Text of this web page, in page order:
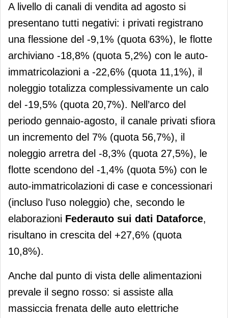
A livello di canali di vendita ad agosto si
presentano tutti negativi: i privati registrano
una flessione del -9,1% (quota 63%), le flotte
archiviano -18,8% (quota 5,2%) con le auto-
immatricolazioni a -22,6% (quota 11,1%), il
noleggio totalizza complessivamente un calo
del -19,5% (quota 20,7%). Nell’arco del
periodo gennaio-agosto, il canale privati sfiora
un incremento del 7% (quota 56,7%), il
noleggio arretra del -8,3% (quota 27,5%), le
flotte scendono del -1,4% (quota 5%) con le
auto-immatricolazioni di case e concessionari
(incluso l’uso noleggio) che, secondo le
elaborazioni Federauto sui dati Dataforce,
risultano in crescita del +27,6% (quota
10,8%).
Anche dal punto di vista delle alimentazioni
prevale il segno rosso: si assiste alla
massiccia frenata delle auto elettriche